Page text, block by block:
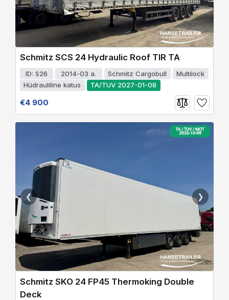
Schmitz SCS 24 Hydraulic Roof TIR TA
ID: S26 2014-03 a. Schmitz Cargobull
Multilock
Hüdrauliline katus
TA/TUV 2027-01-08
€4 900
❮ ❯
Schmitz SKO 24 FP45 Thermoking Double
Deck